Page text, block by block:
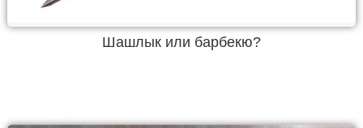
Шашлык или барбекю?